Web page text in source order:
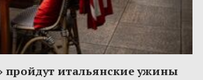
пройдут итальянские ужины